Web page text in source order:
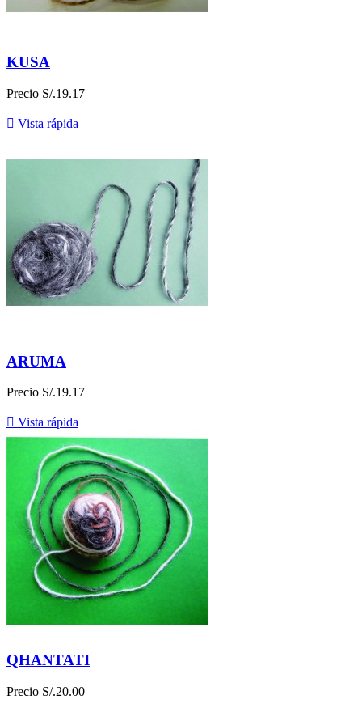
KUSA
Precio S/.19.17
 Vista rápida
ARUMA
Precio S/.19.17
 Vista rápida
QHANTATI
Precio S/.20.00